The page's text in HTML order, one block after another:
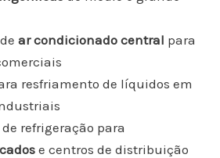
ar condicionado central para
resfriamento de líquidos em
refrigeração para
e centros de distribuição